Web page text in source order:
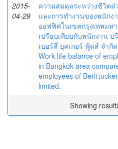
2015-
04-29
ความสมดุลระหว่างชีวิตส่
และการทำงานของพนักง
ออฟฟิศในเขตกรุงเทพมห
เปรียบเทียบกับพนักงาน บ
เบอร์ลี่ ยุคเกอร์ ฟู้ดส์ จำกั
Work-life balance of
in Bangkok area
employees of Berli
limited.
Showing